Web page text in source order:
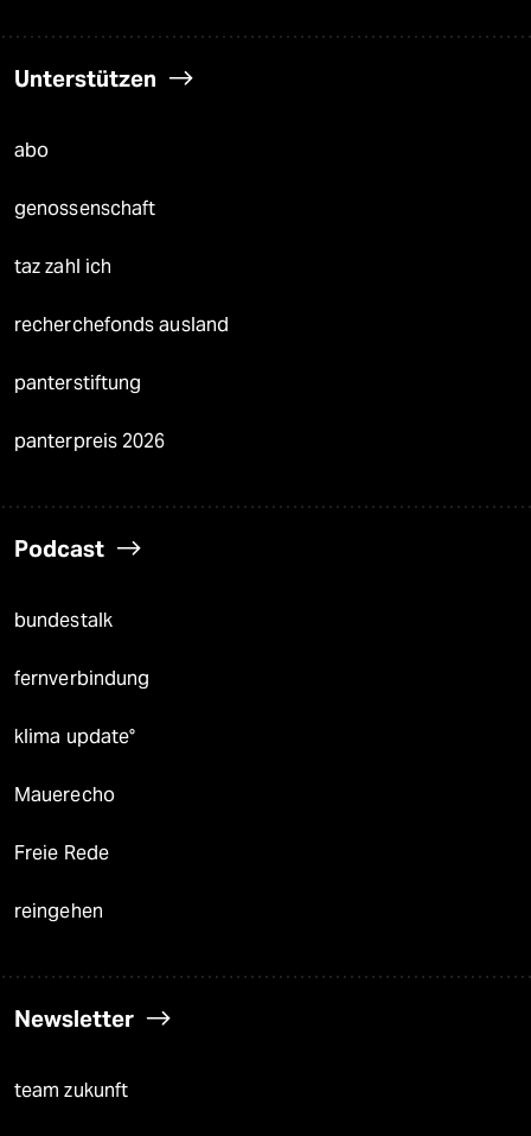
Unterstützen
abo
genossenschaft
taz zahl ich
recherchefonds ausland
panterstiftung
panterpreis 2026
Podcast
bundestalk
fernverbindung
klima update°
Mauerecho
Freie Rede
reingehen
Newsletter
team zukunft